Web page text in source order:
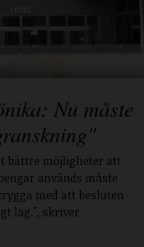
Nu måste
bättre möjligheter att
används måste
med att besluten
lag.", skriver